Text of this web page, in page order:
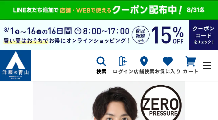
検索 ログイン店舗検索お気に入り カート